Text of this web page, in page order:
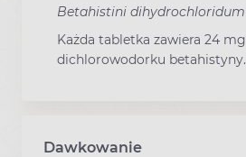
Betahistini dihydrochloridum
Każda tabletka zawiera 24 mg
dichlorowodorku betahistyny.
Dawkowanie